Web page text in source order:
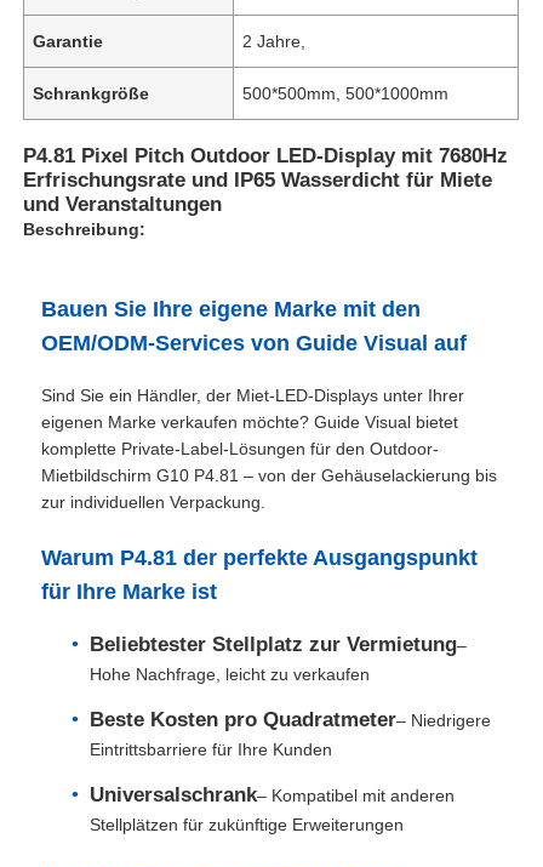
Garantie 2 Jahre,
Schrankgröße 500*500mm, 500*1000mm
P4.81 Pixel Pitch Outdoor LED-Display mit 7680Hz
Erfrischungsrate und IP65 Wasserdicht für Miete
und Veranstaltungen
Beschreibung:
Bauen Sie Ihre eigene Marke mit den
OEM/ODM-Services von Guide Visual auf
Sind Sie ein Händler, der Miet-LED-Displays unter Ihrer
eigenen Marke verkaufen möchte? Guide Visual bietet
komplette Private-Label-Lösungen für den Outdoor-
Mietbildschirm G10 P4.81 – von der Gehäuselackierung bis
zur individuellen Verpackung.
Warum P4.81 der perfekte Ausgangspunkt
für Ihre Marke ist
Beliebtester Stellplatz zur Vermietung–
Hohe Nachfrage, leicht zu verkaufen
Beste Kosten pro Quadratmeter– Niedrigere
Eintrittsbarriere für Ihre Kunden
Universalschrank– Kompatibel mit anderen
Stellplätzen für zukünftige Erweiterungen